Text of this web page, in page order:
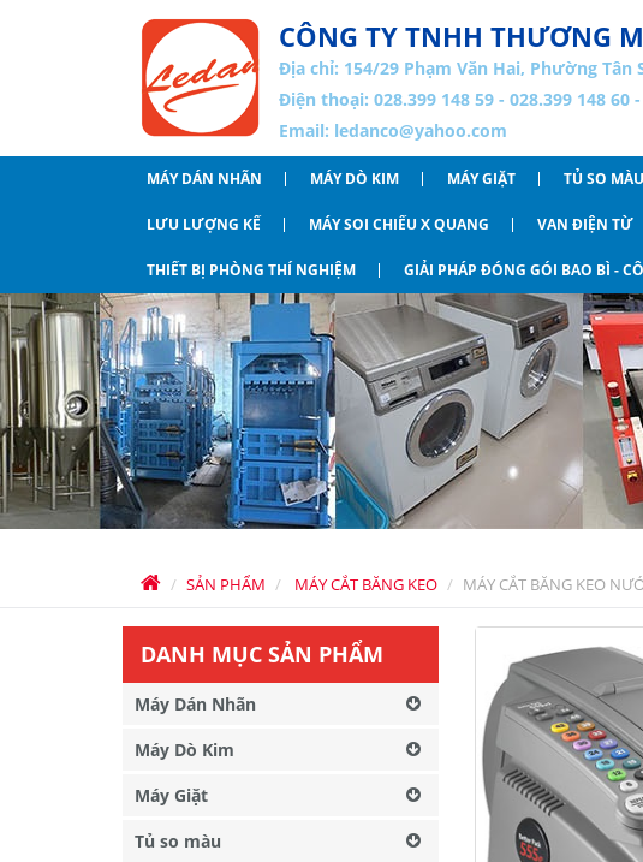
CÔNG TY TNHH THƯƠNG
Địa chỉ: 154/29 Phạm Văn Hai, Phường Tân
Điện thoại: 028.399 148 59 - 028.399 148 60
Email: ledanco@yahoo.com
MÁY DÁN NHÃN MÁY DÒ KIM MÁY GIẶT TỦ SO MÀU
LƯU LƯỢNG KẾ MÁY SOI CHIẾU X QUANG VAN ĐIỆN TỪ
THIẾT BỊ PHÒNG THÍ NGHIỆM GIẢI PHÁP ĐÓNG GÓI BAO BÌ -
SẢN PHẨM MÁY CẮT BĂNG KEO MÁY CẮT BĂNG KEO
DANH MỤC SẢN PHẨM
Máy Dán Nhãn
Máy Dò Kim
Máy Giặt
Tủ so màu